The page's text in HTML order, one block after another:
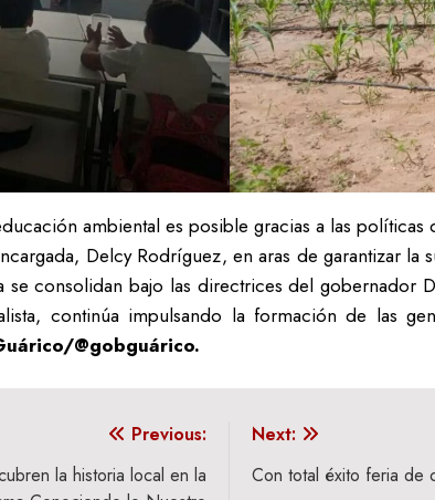
ambiental es posible gracias a las
Delcy Rodríguez, en aras de garantizar la
consolidan bajo las directrices del gobernador
continúa impulsando la formación de las
@gobguárico.
Previous:
la historia local en la
Next:
Con total éxito feria de